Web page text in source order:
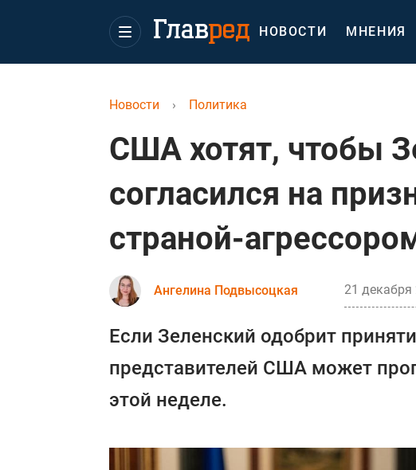
НОВОСТИ МНЕНИЯ
Новости › Политика
США хотят, чтобы
согласился на
страной-
Ангелина Подвысоцкая 21 декабря
Если Зеленский одобрит
представителей США может
этой неделе.